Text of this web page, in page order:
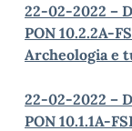
22-02-2022 –
PON 10.2.2A-
Archeologia e
22-02-2022 –
PON 10.1.1A-